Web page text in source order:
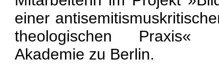
einer
theologischen Praxis«
Akademie zu Berlin.